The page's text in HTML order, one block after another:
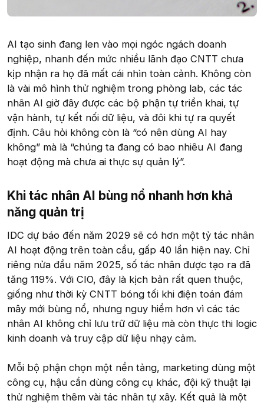
AI tạo sinh đang len vào mọi ngóc ngách doanh
nghiệp, nhanh đến mức nhiều lãnh đạo CNTT chưa
kịp nhận ra họ đã mất cái nhìn toàn cảnh. Không còn
là vài mô hình thử nghiệm trong phòng lab, các tác
nhân AI giờ đây được các bộ phận tự triển khai, tự
vận hành, tự kết nối dữ liệu, và đôi khi tự ra quyết
định. Câu hỏi không còn là “có nên dùng AI hay
không” mà là “chúng ta đang có bao nhiêu AI đang
hoạt động mà chưa ai thực sự quản lý”.
Khi tác nhân AI bùng nổ nhanh hơn khả
năng quản trị​
IDC dự báo đến năm 2029 sẽ có hơn một tỷ tác nhân
AI hoạt động trên toàn cầu, gấp 40 lần hiện nay. Chỉ
riêng nửa đầu năm 2025, số tác nhân được tạo ra đã
tăng 119%. Với CIO, đây là kịch bản rất quen thuộc,
giống như thời kỳ CNTT bóng tối khi điện toán đám
mây mới bùng nổ, nhưng nguy hiểm hơn vì các tác
nhân AI không chỉ lưu trữ dữ liệu mà còn thực thi logic
kinh doanh và truy cập dữ liệu nhạy cảm.
Mỗi bộ phận chọn một nền tảng, marketing dùng một
công cụ, hậu cần dùng công cụ khác, đội kỹ thuật lại
thử nghiệm thêm vài tác nhân tự xây. Kết quả là một